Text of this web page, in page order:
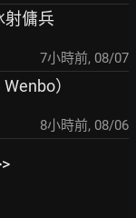
射傭兵
7小時前, 08/07
）
8小時前, 08/06